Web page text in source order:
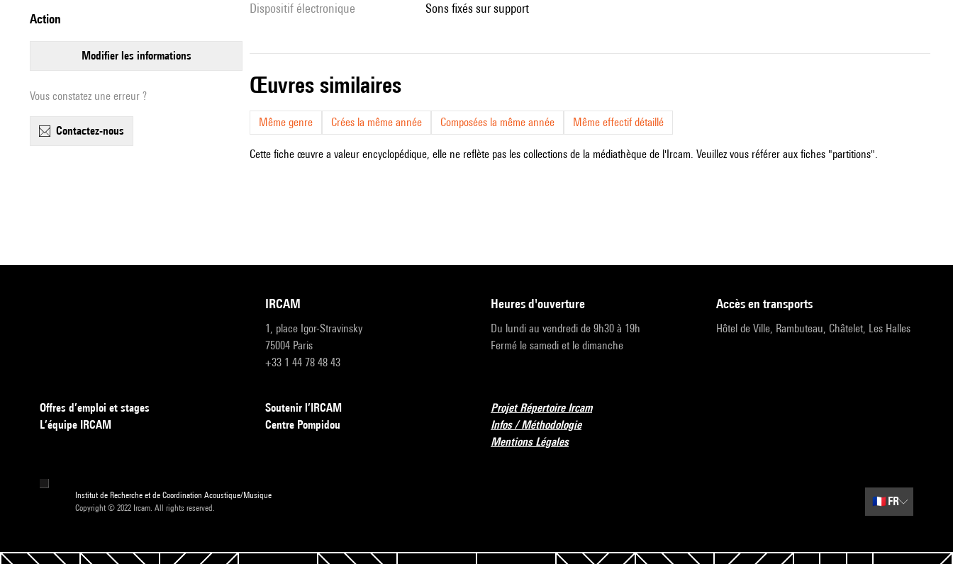
action
modifier les informations
Vous constatez une erreur ?
contactez-nous
Dispositif électronique sons fixés sur support
œuvres similaires
Même genre Crées la même année Composées la même année Même effectif détaillé
Cette fiche œuvre a valeur encyclopédique, elle ne reflète pas les collections de la médiathèque de l'Ircam. Veuillez vous référer aux fiches "partitions".
IRCAM
1, place Igor-Stravinsky
75004 Paris
+33 1 44 78 48 43
heures d'ouverture
Du lundi au vendredi de 9h30 à 19h
Fermé le samedi et le dimanche
accès en transports
Hôtel de Ville, Rambuteau, Châtelet, Les Halles
Offres d’emploi et stages
L’équipe IRCAM
Soutenir l’IRCAM
Centre Pompidou
Projet Répertoire Ircam
Infos / Méthodologie
Mentions Légales
Institut de Recherche et de Coordination Acoustique/Musique
Copyright © 2022 Ircam. All rights reserved.
🇫🇷 FR